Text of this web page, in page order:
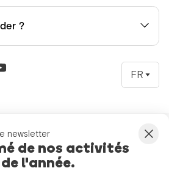
?
FR
newsletter
de nos activités
l'année.